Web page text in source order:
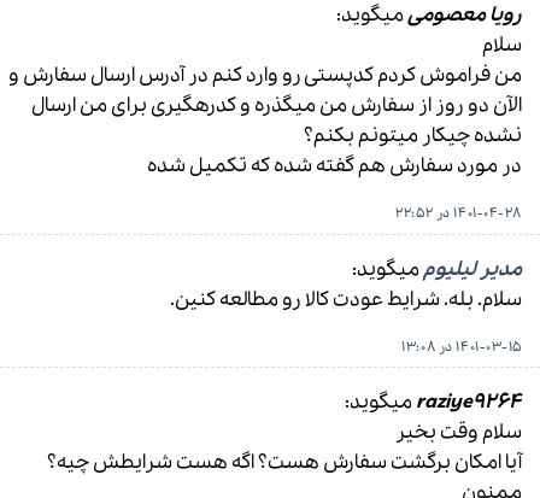
رویا معصومیمیگوید:
سلام
من فراموش کردم کدپستی رو وارد کنم در آدرس ارسال سفارش و
الآن دو روز از سفارش من میگذره و کدرهگیری برای من ارسال
نشده چیکار میتونم بکنم؟
در مورد سفارش هم گفته شده که تکمیل شده
1401-04-28 در 22:52
مدیر لیلیوممیگوید:
سلام. بله. شرایط عودت کالا رو مطالعه کنین.
1401-03-15 در 13:08
raziye9264 میگوید:
سلام وقت بخیر
آیا امکان برگشت سفارش هست؟ اگه هست شرایطش چیه؟